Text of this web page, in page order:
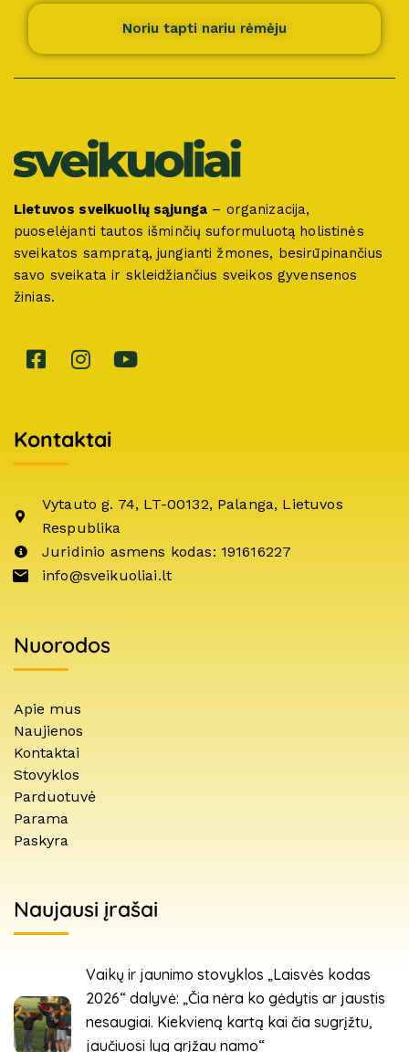
Noriu tapti nariu rėmėju
Lietuvos sveikuolių sąjunga – organizacija,
puoselėjanti tautos išminčių suformuluotą holistinės
sveikatos sampratą, jungianti žmones, besirūpinančius
savo sveikata ir skleidžiančius sveikos gyvensenos
žinias.
Kontaktai
Vytauto g. 74, LT-00132, Palanga, Lietuvos
Respublika
Juridinio asmens kodas: 191616227
info@sveikuoliai.lt
Nuorodos
Apie mus
Naujienos
Kontaktai
Stovyklos
Parduotuvė
Parama
Paskyra
Naujausi įrašai
Vaikų ir jaunimo stovyklos „Laisvės kodas
2026“ dalyvė: „Čia nėra ko gėdytis ar jaustis
nesaugiai. Kiekvieną kartą kai čia sugrįžtu,
jaučiuosi lyg grįžau namo“